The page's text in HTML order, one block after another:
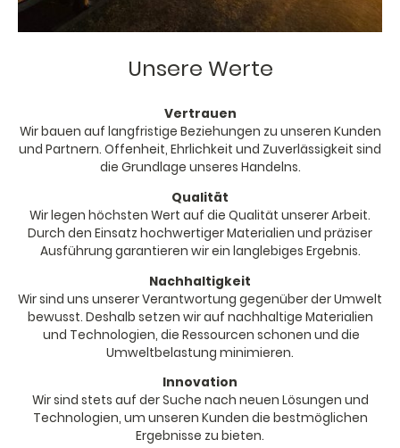
Unsere Werte
Vertrauen
Wir bauen auf langfristige Beziehungen zu unseren Kunden
und Partnern. Offenheit, Ehrlichkeit und Zuverlässigkeit sind
die Grundlage unseres Handelns.
Qualität
Wir legen höchsten Wert auf die Qualität unserer Arbeit.
Durch den Einsatz hochwertiger Materialien und präziser
Ausführung garantieren wir ein langlebiges Ergebnis.
Nachhaltigkeit
Wir sind uns unserer Verantwortung gegenüber der Umwelt
bewusst. Deshalb setzen wir auf nachhaltige Materialien
und Technologien, die Ressourcen schonen und die
Umweltbelastung minimieren.
Innovation
Wir sind stets auf der Suche nach neuen Lösungen und
Technologien, um unseren Kunden die bestmöglichen
Ergebnisse zu bieten.